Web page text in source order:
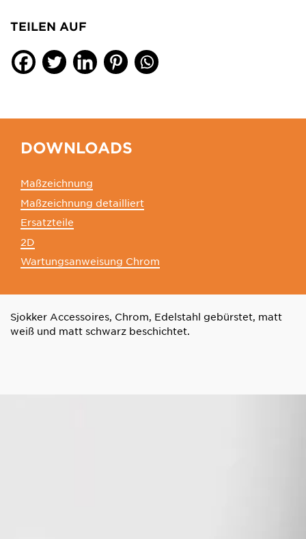
TEILEN AUF
DOWNLOADS
Maßzeichnung
Maßzeichnung detailliert
Ersatzteile
2D
Wartungsanweisung Chrom
Sjokker Accessoires, Chrom, Edelstahl gebürstet, matt
weiß und matt schwarz beschichtet.